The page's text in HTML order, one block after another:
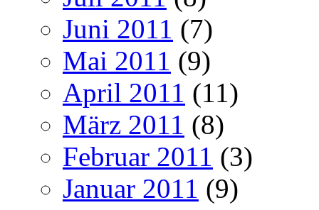
Juni 2011 (7)
Mai 2011 (9)
April 2011 (11)
März 2011 (8)
Februar 2011 (3)
Januar 2011 (9)